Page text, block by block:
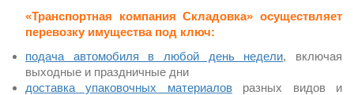
«Транспортная компания Складовка» осуществляет
перевозку имущества под ключ:
подача автомобиля в любой день недели, включая
выходные и праздничные дни
доставка упаковочных материаловразных видов и